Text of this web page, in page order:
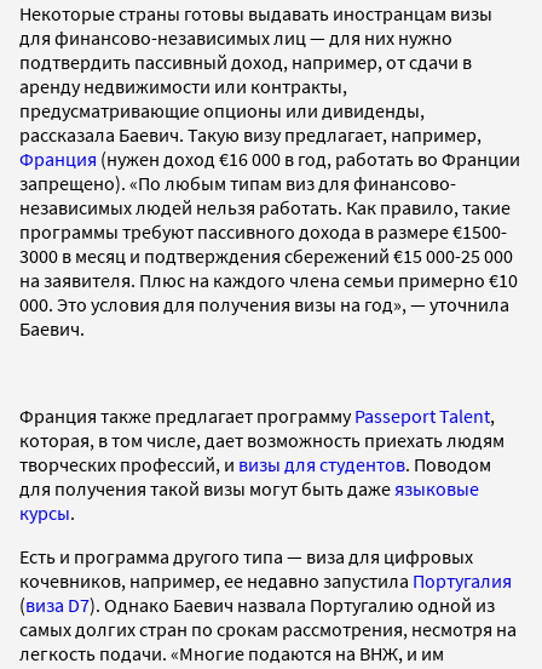
Некоторые страны готовы выдавать иностранцам визы
для финансово-независимых лиц — для них нужно
подтвердить пассивный доход, например, от сдачи в
аренду недвижимости или контракты,
предусматривающие опционы или дивиденды,
рассказала Баевич. Такую визу предлагает, например,
Франция (нужен доход €16 000 в год, работать во Франции
запрещено). «По любым типам виз для финансово-
независимых людей нельзя работать. Как правило, такие
программы требуют пассивного дохода в размере €1500-
3000 в месяц и подтверждения сбережений €15 000-25 000
на заявителя. Плюс на каждого члена семьи примерно €10
000. Это условия для получения визы на год», — уточнила
Баевич.
Франция также предлагает программуPasseport Talent,
которая, в том числе, дает возможность приехать людям
творческих профессий, и визы для студентов. Поводом
для получения такой визы могут быть дажеязыковые
курсы.
Есть и программа другого типа — виза для цифровых
кочевников, например, ее недавно запустила Португалия
(виза D7). Однако Баевич назвала Португалию одной из
самых долгих стран по срокам рассмотрения, несмотря на
легкость подачи. «Многие подаются на ВНЖ, и им